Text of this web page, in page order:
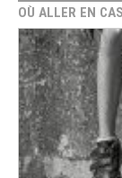
OÙ ALLER EN